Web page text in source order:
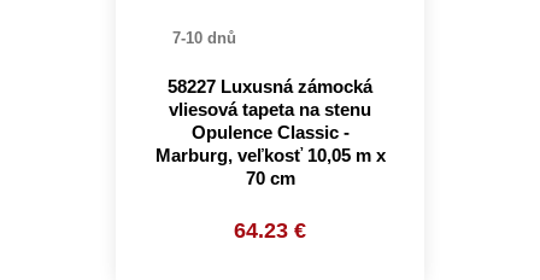
7-10 dnů
58227 Luxusná zámocká
vliesová tapeta na stenu
Opulence Classic -
Marburg, veľkosť 10,05 m x
70 cm
64.23 €